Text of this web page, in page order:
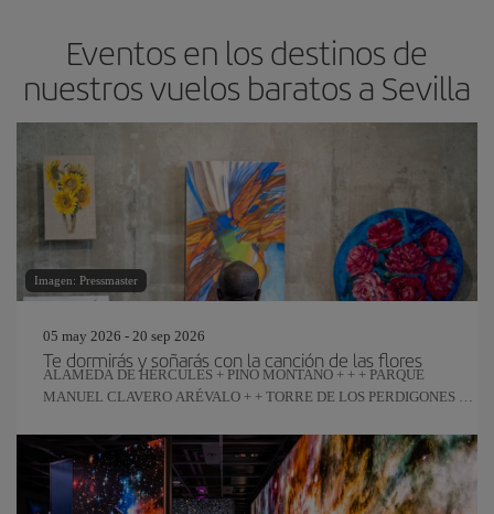
Eventos en los destinos de
nuestros vuelos baratos a Sevilla
Imagen: Pressmaster
05 may 2026 - 20 sep 2026
Te dormirás y soñarás con la canción de las flores
ALAMEDA DE HÉRCULES + PINO MONTANO + + + PARQUE
MANUEL CLAVERO ARÉVALO + + TORRE DE LOS PERDIGONES +